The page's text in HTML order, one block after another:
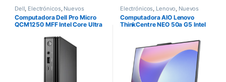
Dell Electrónicos, Nuevos
Productos
Computadora Dell Pro Micro
QCM1250 MFF Intel Core Ultra
Windows 11 Pro
Electrónicos Lenovo Nuevos
Productos
Computadora AIO Lenovo
ThinkCentre NEO 50a G5 Intel
512GB SSD Windows 11 Pro